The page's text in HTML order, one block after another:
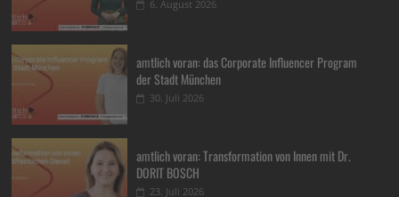
6. August 2026
amtlich voran: das Corporate Influencer Program
der Stadt München
30. Juli 2026
amtlich voran: Transformation von Innen mit Dr.
DORIT BOSCH
23. Juli 2026